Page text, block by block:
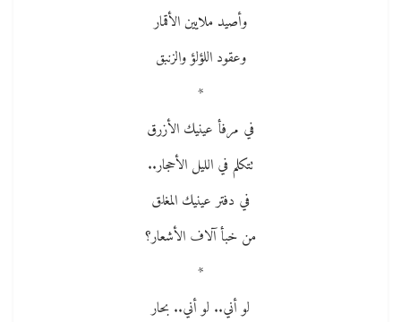
وأصيد ملايين الأقمار
وعقود اللؤلؤ والزنبق
*
في مرفأ عينيك الأزرق
تتكلم في الليل الأحجار..
في دفتر عينيك المغلق
من خبأ آلاف الأشعار؟
*
لو أني.. لو أني.. بحار